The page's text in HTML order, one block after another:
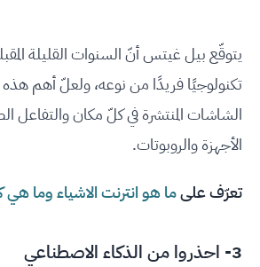
يتوقّع بيل غيتس أنّ السنوات القليلة
تكنولوجيًا فريدًا من نوعه، ولعلّ أهم
الشاشات المنتشرة في كلّ مكان والتفاعل
الأجهزة والروبوتات.
تعرّف علىما هو انترنت الاشياء وما هي
3- احذروا من الذكاء الاصطناعي